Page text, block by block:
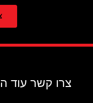
צרו קשר עוד